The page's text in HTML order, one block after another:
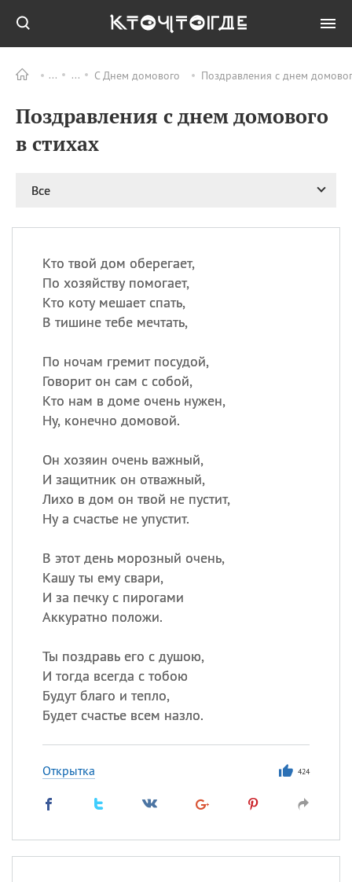
С Днем домового Поздравления с днем
Поздравления с днем домового
в стихах
Все
Кто твой дом оберегает,
По хозяйству помогает,
Кто коту мешает спать,
В тишине тебе мечтать,
По ночам гремит посудой,
Говорит он сам с собой,
Кто нам в доме очень нужен,
Ну, конечно домовой.
Он хозяин очень важный,
И защитник он отважный,
Лихо в дом он твой не пустит,
Ну а счастье не упустит.
В этот день морозный очень,
Кашу ты ему свари,
И за печку с пирогами
Аккуратно положи.
Ты поздравь его с душою,
И тогда всегда с тобою
Будут благо и тепло,
Будет счастье всем назло.
Открытка 424
ПРАЗДНИКИ Все
11.08 Рождество святителя
Николая Чудотворца
праздник
12.08
ИМЕНА
Сегодня празднуют именины
Алена
Антонина
Посмотреть значение